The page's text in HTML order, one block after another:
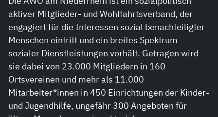
aktiver Mitglieder- und Wohlfahrtsverband, der
engagiert für die Interessen sozial benachteiligter
Menschen eintritt und ein breites Spektrum
sozialer Dienstleistungen vorhält. Getragen wird
sie dabei von 23.000 Mitgliedern in 160
Ortsvereinen und mehr als 11.000
Mitarbeiter*innen in 450 Einrichtungen der Kinder-
und Jugendhilfe, ungefähr 300 Angeboten für